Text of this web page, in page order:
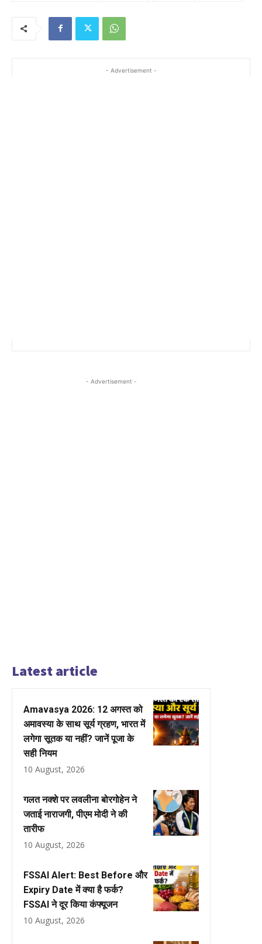
- Advertisement -
- Advertisement -
Latest article
Amavasya 2026: 12 अगस्त को
अमावस्या के साथ सूर्य ग्रहण, भारत में
लगेगा सूतक या नहीं? जानें पूजा के
सही नियम
10 August, 2026
गलत नक्शे पर लवलीना बोरगोहेन ने
जताई नाराजगी, पीएम मोदी ने की
तारीफ
10 August, 2026
FSSAI Alert: Best Before और
Expiry Date में क्या है फर्क?
FSSAI ने दूर किया कंफ्यूजन
10 August, 2026